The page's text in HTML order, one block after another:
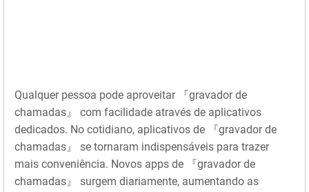
Qualquer pessoa pode aproveitar 『gravador de
chamadas』 com facilidade através de aplicativos
dedicados. No cotidiano, aplicativos de 『gravador de
chamadas』 se tornaram indispensáveis para trazer
mais conveniência. Novos apps de 『gravador de
chamadas』 surgem diariamente, aumentando as